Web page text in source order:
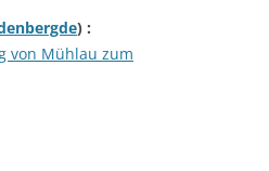
) :
von Mühlau zum